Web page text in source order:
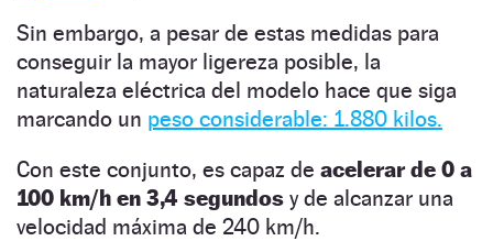
Sin embargo, a pesar de estas medidas para
conseguir la mayor ligereza posible, la
naturaleza eléctrica del modelo hace que siga
marcando un peso considerable: 1.880 kilos.
Con este conjunto, es capaz de acelerar de 0 a
100 km/h en 3,4 segundos y de alcanzar una
velocidad máxima de 240 km/h.